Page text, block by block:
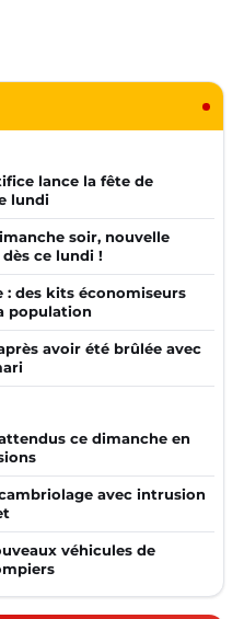
lance la fête de
lundi
soir, nouvelle
ce lundi !
: des kits économiseurs
population
avoir été brûlée avec
ce dimanche en
avec intrusion
véhicules de